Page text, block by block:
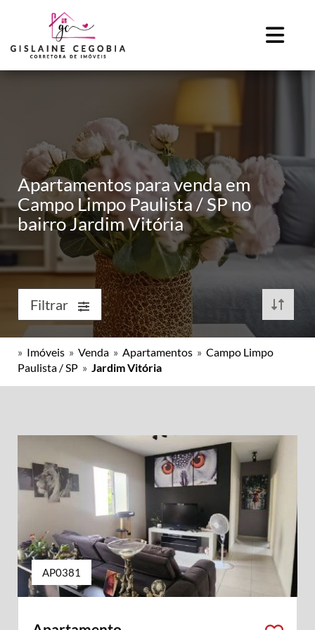
Apartamentos para venda em
Campo Limpo Paulista / SP no
bairro Jardim Vitória
Filtrar
» Imóveis » Venda » Apartamentos » Campo Limpo
Paulista / SP » Jardim Vitória
AP0381